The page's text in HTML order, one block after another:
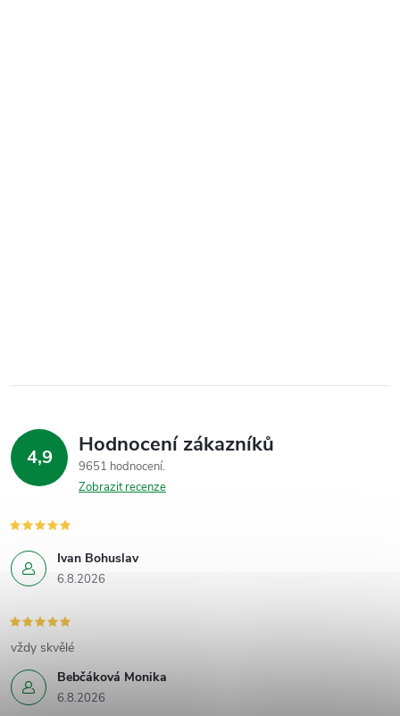
4,9 Hodnocení zákazníků
9651 hodnocení
Zobrazit recenze
Ivan Bohuslav
6.8.2026
Bebčáková Monika
6.8.2026
vždy skvělé